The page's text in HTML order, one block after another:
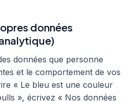
données
données que personne
et le comportement de vos
« Le bleu est une couleur
», écrivez « Nos données